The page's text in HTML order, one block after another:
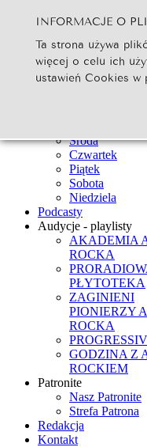
Szukaj...
Strona Główna
Newsy
Środa
Czwartek
Piątek
Sobota
Niedziela
Podcasty
Audycje - playlisty
AKADEMIA
ROCKA
PŁYTOTEKA
ZAGINIENI
PIONIERZY
ROCKA
GODZINA Z
ROCKIEM
Patronite
Nasz Patronite
Strefa Patrona
Redakcja
Kontakt
INFORMACJE O
Ta strona używa
więcej o celu ich
ustawień Cookies w